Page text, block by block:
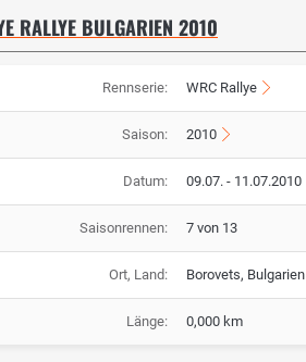
RALLYE BULGARIEN 2010
Rennserie: WRC Rallye
Saison: 2010
Datum: 09.07. - 11.07.2010
Saisonrennen: 7 von 13
Ort, Land: Borovets, Bulgarien
Länge: 0,000 km